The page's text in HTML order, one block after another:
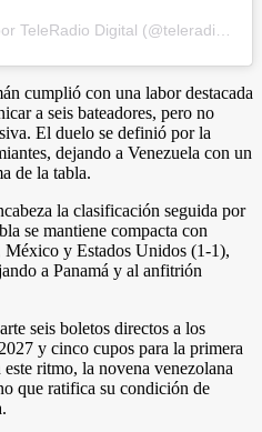
cumplió con una labor destacada
a seis bateadores, pero no
El duelo se definió por la
dejando a Venezuela con un
de la tabla.
la clasificación seguida por
se mantiene compacta con
y Estados Unidos (1-1),
a Panamá y al anfitrión
seis boletos directos a los
y cinco cupos para la primera
ritmo, la novena venezolana
que ratifica su condición de